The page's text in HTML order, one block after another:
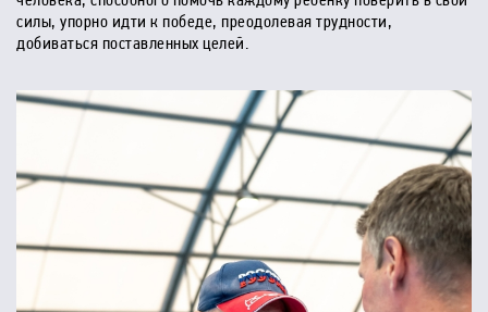
силы, упорно идти к победе, преодолевая трудности,
добиваться поставленных целей.